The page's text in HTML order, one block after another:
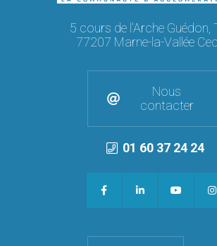
5 cours de l'Arche Guédon,
77207 Marne-la-Vallée
Nous
contacter
01 60 37 24 24